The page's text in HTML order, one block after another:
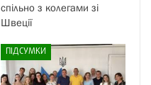
спільно з колегами зі
Швеції
ПІДСУМКИ